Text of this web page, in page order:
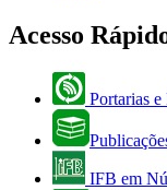
Acesso
Portarias e
IFB em